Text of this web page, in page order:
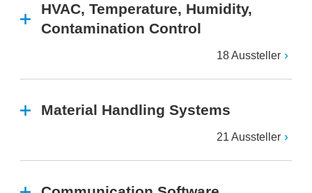
HVAC, Temperature, Humidity,
Contamination Control
18 Aussteller
Material Handling Systems
21 Aussteller